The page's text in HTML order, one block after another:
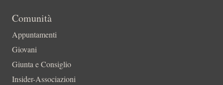
Comunità
Appuntamenti
Giovani
Giunta e Consiglio
Insider-Associazioni